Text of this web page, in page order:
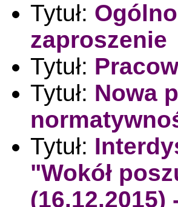
Tytuł:
zaproszenie
Tytuł:
Tytuł: Nowa
Tytuł:
"Wokół